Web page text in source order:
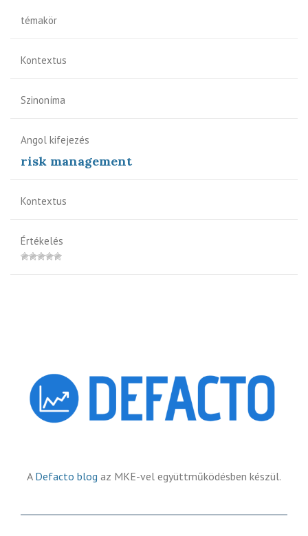
témakör
Kontextus
Szinoníma
Angol kifejezés
risk management
Kontextus
Értékelés
A Defacto blog az MKE-vel együttműködésben készül.